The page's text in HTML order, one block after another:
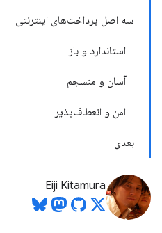
سه اصل پرداخت‌های اینترنتی
استاندارد و باز
آسان و منسجم
امن و انعطاف‌پذیر
بعدی
Eiji Kitamura